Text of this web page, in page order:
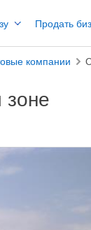
Продать
компании
зоне